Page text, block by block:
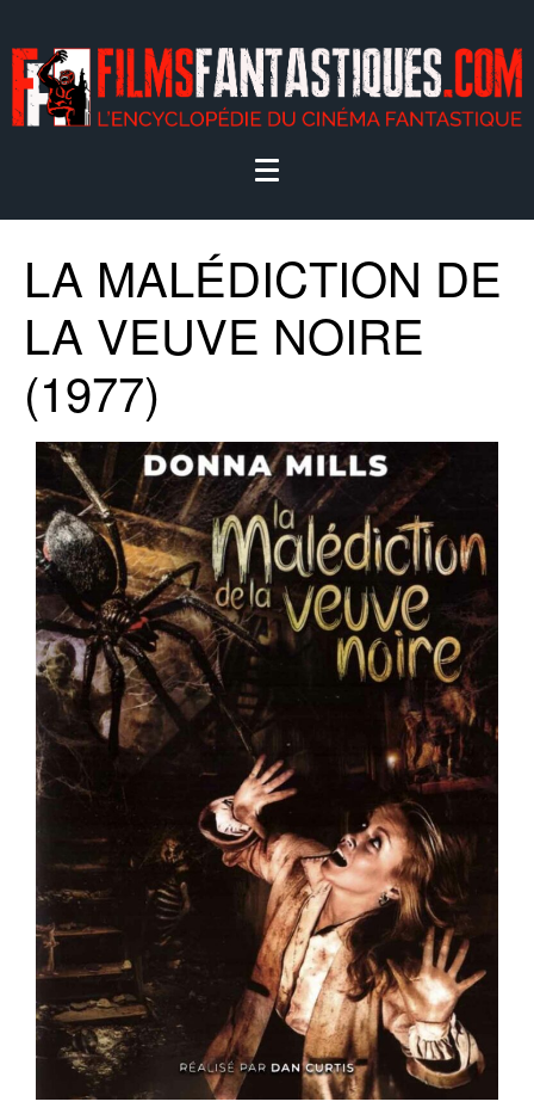
LA MALÉDICTION DE
LA VEUVE NOIRE
(1977)